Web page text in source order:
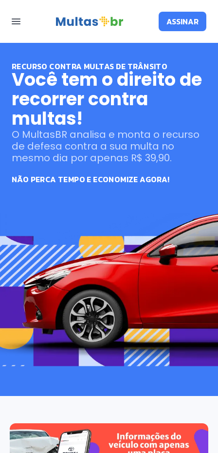
ASSINAR
RECURSO CONTRA MULTAS DE TRÂNSITO
Você tem o direito de
recorrer contra
multas!
O MultasBR analisa e monta o recurso
de defesa contra a sua multa no
mesmo dia por apenas R$ 39,90.
NÃO PERCA TEMPO E ECONOMIZE AGORA!